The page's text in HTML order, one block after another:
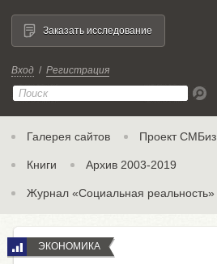
Вход / Регистрация
Галерея сайтов Проект СМБиз
Книги Архив 2003-2019
Журнал «Социальная реальность»
Заказать исследование
ЭКОНОМИКА